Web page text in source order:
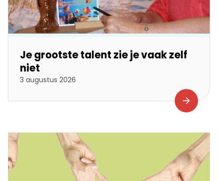
Je grootste talent zie je vaak zelf
niet
3 augustus 2026